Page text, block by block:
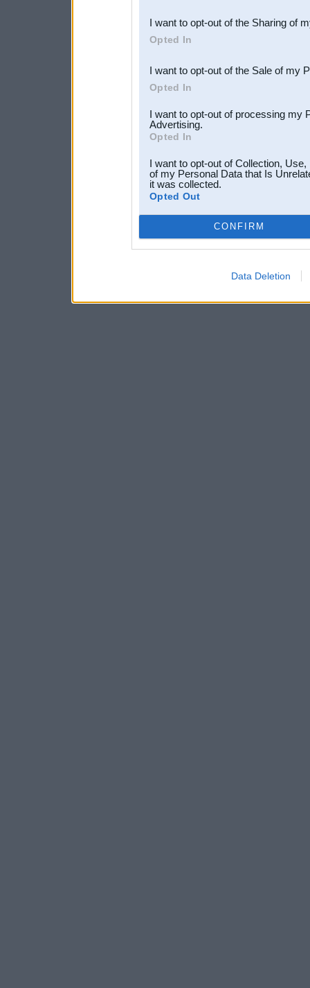
Downstream Participants
third parties.
I want to opt-out of the Sharing of
Opted In
I want to opt-out of the Sale of my
Opted In
I want to opt-out of processing my
Advertising.
Opted In
I want to opt-out of Collection,
of my Personal Data that Is
it was collected.
Opted Out
CONFIRM
Data Deletion